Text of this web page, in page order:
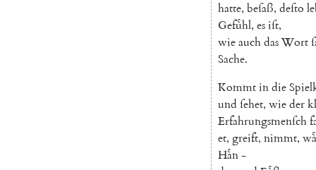
hatte, beſaß, deſto
Gefuͤhl, esiſt,
wieauchdasWort
Sache.
Kommtindie
und ſehet, wieder
Erfahrungsmenſch
et, greift, nimmt,
Haͤn-